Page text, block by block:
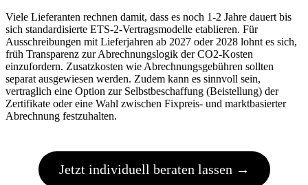
Viele Lieferanten rechnen damit, dass es noch 1-2 Jahre dauert bis
sich standardisierte ETS-2-Vertragsmodelle etablieren. Für
Ausschreibungen mit Lieferjahren ab 2027 oder 2028 lohnt es sich,
früh Transparenz zur Abrechnungslogik der CO2-Kosten
einzufordern. Zusatzkosten wie Abrechnungsgebühren sollten
separat ausgewiesen werden. Zudem kann es sinnvoll sein,
vertraglich eine Option zur Selbstbeschaffung (Beistellung) der
Zertifikate oder eine Wahl zwischen Fixpreis- und marktbasierter
Abrechnung festzuhalten.
Jetzt individuell beraten lassen →